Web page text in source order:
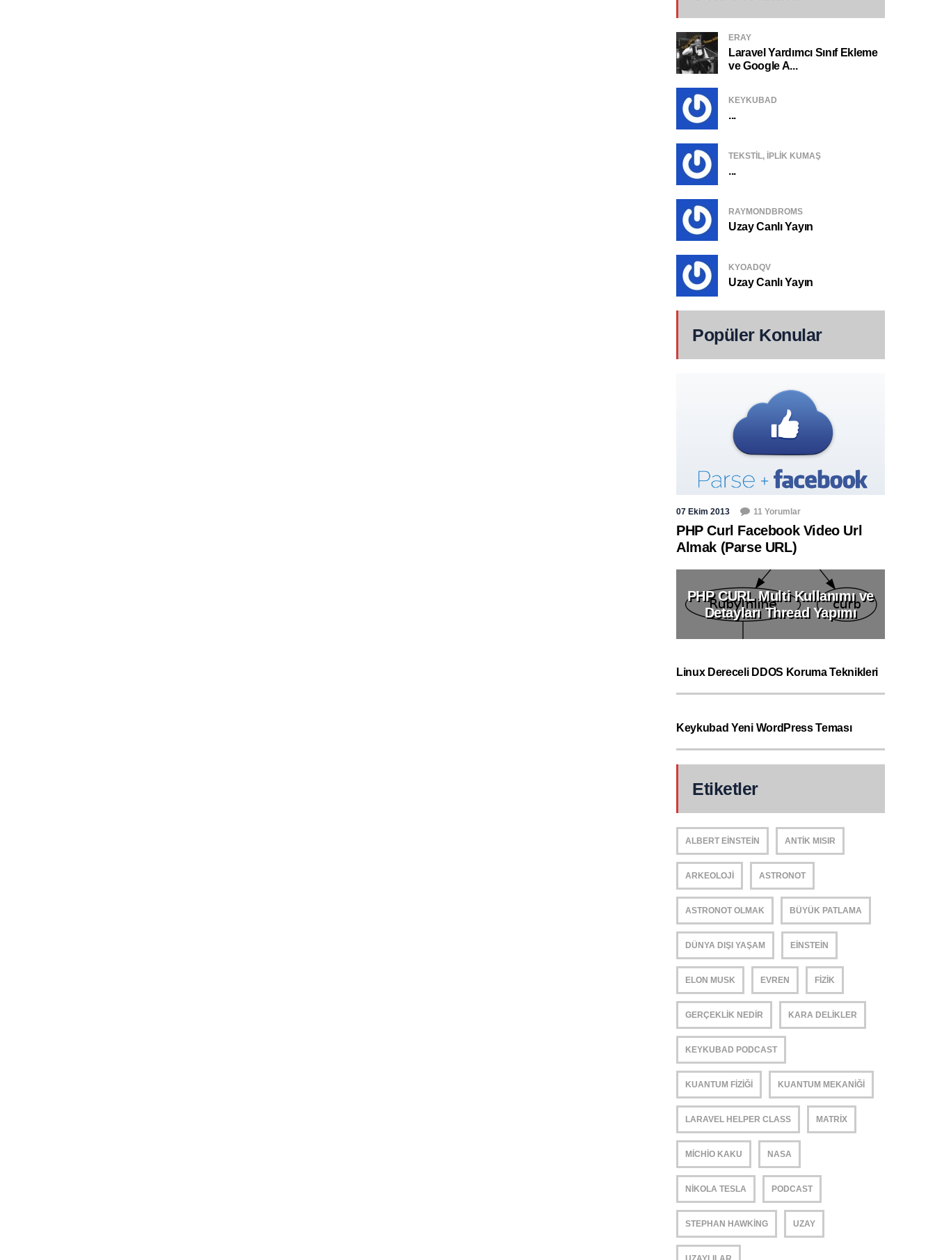
ERAY
Laravel Yardımcı Sınıf Ekleme
ve Google A...
KEYKUBAD
...
TEKSTIL, IPLIK KUMAŞ
...
RAYMONDBROMS
Uzay Canlı Yayın
KYOADQV
Uzay Canlı Yayın
Popüler Konular
07 Ekim 2013 11 Yorumlar
PHP Curl Facebook Video Url
Almak (Parse URL)
PHP CURL Multi Kullanımı ve
Detayları Thread Yapımı
Linux Dereceli DDOS Koruma Teknikleri
Keykubad Yeni WordPress Teması
Etiketler
ALBERT EINSTEIN ANTIK MISIR
ARKEOLOJI ASTRONOT
ASTRONOT OLMAK BÜYÜK PATLAMA
DÜNYA DIŞI YAŞAM EINSTEIN
ELON MUSK EVREN FIZIK
GERÇEKLIK NEDIR KARA DELIKLER
KEYKUBAD PODCAST
KUANTUM FIZIĞI KUANTUM MEKANIĞI
LARAVEL HELPER CLASS MATRIX
MICHIO KAKU NASA
NIKOLA TESLA PODCAST
STEPHAN HAWKING UZAY